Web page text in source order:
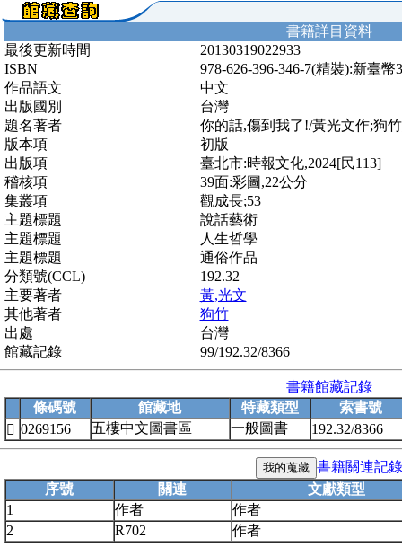
書籍詳目資料
最後更新時間
20130319022933
ISBN
978-626-396-346-7(精裝):新臺幣
作品語文
中文
出版國別
台灣
題名著者
你的話,傷到我了!/黃光文作;狗
版本項
初版
出版項
臺北市:時報文化,2024[民113]
稽核項
39面:彩圖,22公分
集叢項
觀成長;53
主題標題
說話藝術
主題標題
人生哲學
主題標題
通俗作品
分類號(CCL)
192.32
主要著者
黃,光文
其他著者
狗竹
出處
台灣
館藏記錄
99/192.32/8366
書籍館藏記錄
條碼號
館藏地 特藏類型
索書號
 0269156 五樓中文圖書區 一般圖書 192.32/8366
書籍關連記錄
序號
關連
文獻類型
1
作者
作者
2
R702 作者